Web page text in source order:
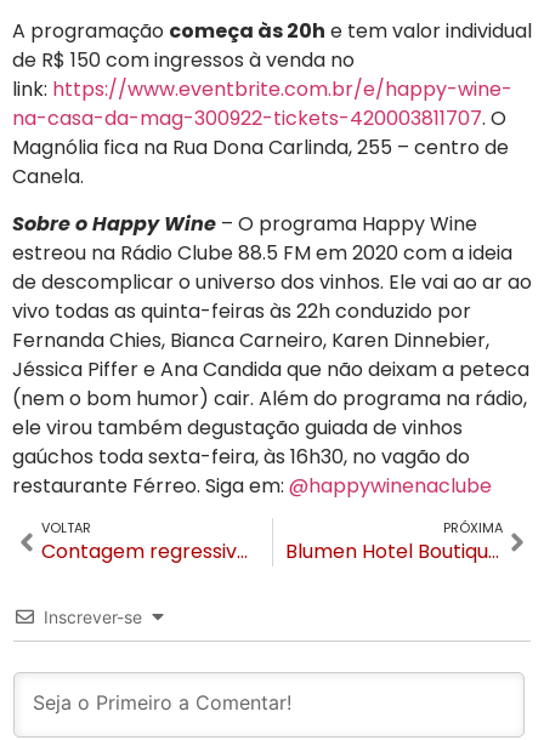
A programação começa às 20h e tem valor individual
de R$ 150 com ingressos à venda no
link: https://www.eventbrite.com.br/e/happy-wine-
na-casa-da-mag-300922-tickets-420003811707. O
Magnólia fica na Rua Dona Carlinda, 255 – centro de
Canela.
Sobre o Happy Wine – O programa Happy Wine
estreou na Rádio Clube 88.5 FM em 2020 com a ideia
de descomplicar o universo dos vinhos. Ele vai ao ar ao
vivo todas as quinta-feiras às 22h conduzido por
Fernanda Chies, Bianca Carneiro, Karen Dinnebier,
Jéssica Piffer e Ana Candida que não deixam a peteca
(nem o bom humor) cair. Além do programa na rádio,
ele virou também degustação guiada de vinhos
gaúchos toda sexta-feira, às 16h30, no vagão do
restaurante Férreo. Siga em: @happywinenaclube
VOLTAR
Contagem regressiva: Vila da Mônica Gramado inaugura no dia 12 de outubro
PRÓXIMA
Blumen Hotel Boutique é a nova opção de hotelaria na Serra Gaúcha
Inscrever-se